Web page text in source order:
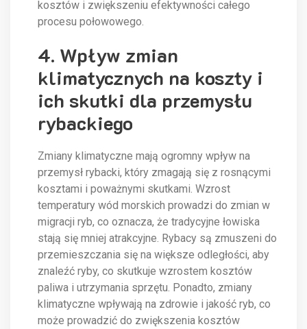
kosztów i zwiększeniu efektywności całego
procesu połowowego.
4. Wpływ zmian
klimatycznych na koszty i
ich skutki dla przemysłu
rybackiego
Zmiany klimatyczne mają ogromny wpływ na
przemysł rybacki, który zmagają się z rosnącymi
kosztami i poważnymi skutkami. Wzrost
temperatury wód morskich prowadzi do zmian w
migracji ryb, co oznacza, że tradycyjne łowiska
stają się mniej atrakcyjne. Rybacy są zmuszeni do
przemieszczania się na większe odległości, aby
znaleźć ryby, co skutkuje wzrostem kosztów
paliwa i utrzymania sprzętu. Ponadto, zmiany
klimatyczne wpływają na zdrowie i jakość ryb, co
może prowadzić do zwiększenia kosztów